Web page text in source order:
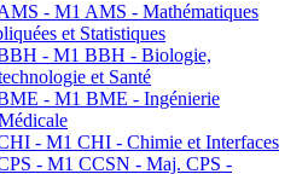
- M1 AMS - Mathématiques
et Statistiques
- M1 BBH - Biologie,
et Santé
- M1 BME - Ingénierie
- M1 CHI - Chimie et Interfaces
- M1 CCSN - Maj. CPS -